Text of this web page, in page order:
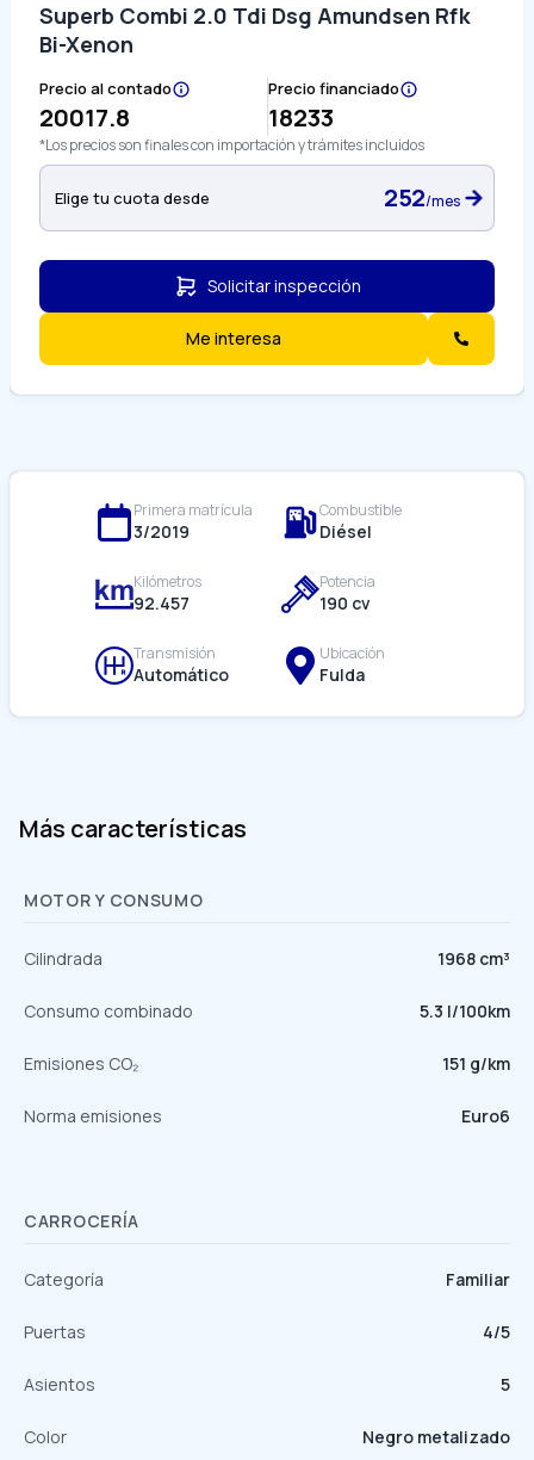
Superb Combi 2.0 Tdi Dsg Amundsen Rfk
Bi-Xenon
Precio al contado
20017.8
Precio financiado
18233
*Los precios son finales con importación y trámites incluidos
Elige tu cuota desde 252/mes
Solicitar inspección
Me interesa
Primera matrícula
3/2019
Combustible
Diésel
Kilómetros
92.457
Potencia
190 cv
Transmisión
Automático
Ubicación
Fulda
Más características
MOTOR Y CONSUMO
Cilindrada 1968 cm³
Consumo combinado 5.3 l/100km
Emisiones CO₂ 151 g/km
Norma emisiones Euro6
CARROCERÍA
Categoría Familiar
Puertas 4/5
Asientos 5
Color Negro metalizado